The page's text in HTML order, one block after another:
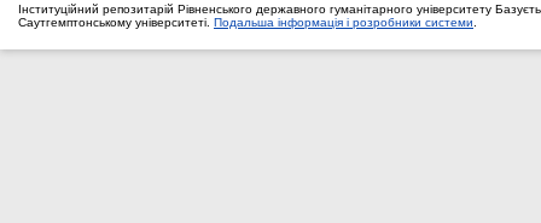
Інституційний репозитарій Рівненського державного гуманітарного університету
Саутгемптонському університеті. Подальша інформація і розробники системи